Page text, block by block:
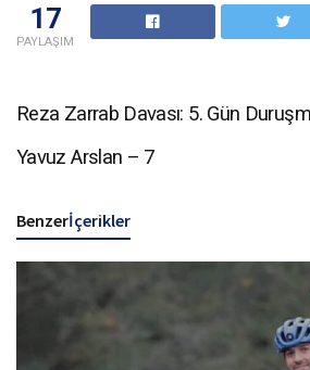
17
PAYLAŞIM
Reza Zarrab Davası: 5. Gün
Yavuz Arslan – 7
Benzerİçerikler